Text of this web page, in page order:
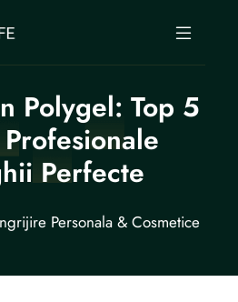
Polygel: Top 5
Perfecte
Personala & Cosmetice